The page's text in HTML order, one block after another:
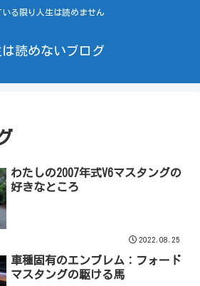
いる限り人生は読めません
は読めないブログ
わたしの2007年式V6マスタングの
好きなところ
2022.08.25
車種固有のエンブレム：フォード
マスタングの駆ける馬